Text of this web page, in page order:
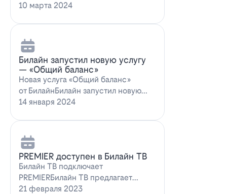
ТВ получат возможность
10 марта 2024
Билайн запустил новую услугу
— «Общий баланс»
Новая услуга «Общий баланс»
от БилайнБилайн запустил новую
услугу – "Общий баланс"…
14 января 2024
PREMIER доступен в Билайн ТВ
Билайн ТВ подключает
PREMIERБилайн ТВ предлагает
подписку на PREMIER. Всем
21 февраля 2023